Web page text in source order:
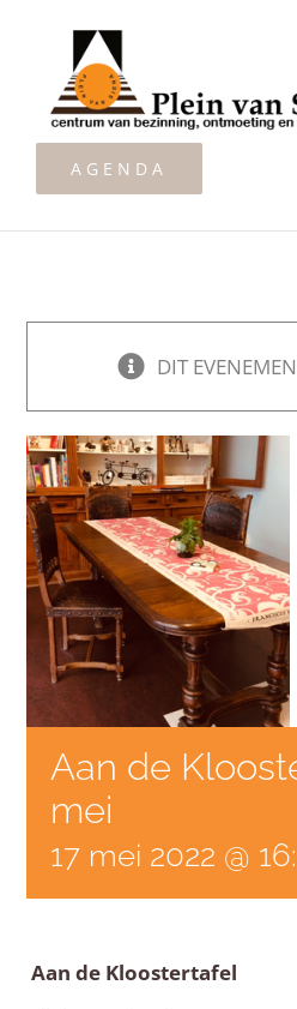
AGENDA
DIT
Aan de
mei
17 mei 2022 @
Aan de Kloostertafel